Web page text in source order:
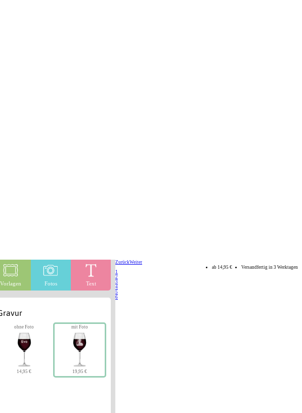
ab 14,95 € Versandfertig in 3 Werktagen
Vorlagen Fotos Text
ohne Foto
14,95 €
mit Foto
19,95 €
ZurückWeiter
1
2
3
4
5
6